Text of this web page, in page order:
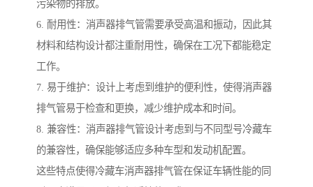
污染物的排放。
6. 耐用性：消声器排气管需要承受高温和振动，因此其
材料和结构设计都注重耐用性，确保在工况下都能稳定
工作。
7. 易于维护：设计上考虑到维护的便利性，使得消声器
排气管易于检查和更换，减少维护成本和时间。
8. 兼容性：消声器排气管设计考虑到与不同型号冷藏车
的兼容性，确保能够适应多种车型和发动机配置。
这些特点使得冷藏车消声器排气管在保证车辆性能的同